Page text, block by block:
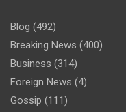
Blog (492)
Breaking News (400)
Business (314)
Foreign News (4)
Gossip (111)